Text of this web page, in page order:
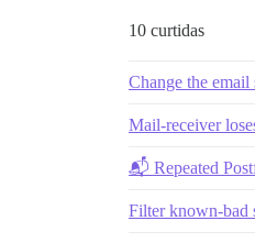
10 curtidas
Change the email
Mail-receiver
📬 Repeated
Filter known-bad